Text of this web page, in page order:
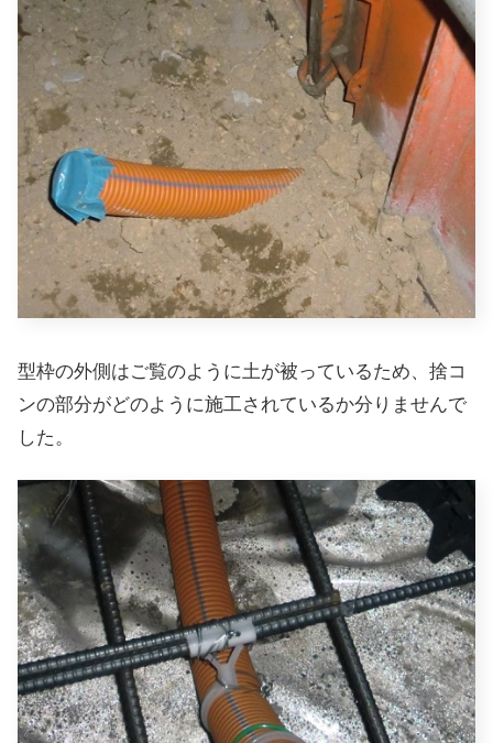
型枠の外側はご覧のように土が被っているため、捨コ
ンの部分がどのように施工されているか分りませんで
した。